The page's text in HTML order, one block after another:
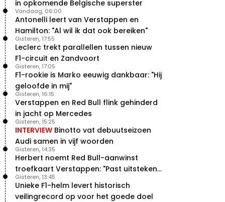
vleugels in crash met Hamilton
Piastri faalt hopeloos achter het
stuur bij Jeremy Clarkson
21 jul. 08:45
3
Red Bull lijkt hardnekkig lek nu
20 jul. 15:15
2
Verstappen moet Red Bull nog
even de tijd geven
0
in opkomende Belgische superster
Antonelli leert van Verstappen en
Hamilton: "Al wil ik dat ook bereiken"
Vandaag, 06:00
Leclerc trekt parallellen tussen nieuw
F1-circuit en Zandvoort
Gisteren, 17:55
F1-rookie is Marko eeuwig dankbaar: "Hij
geloofde in mij"
Gisteren, 17:05
Verstappen en Red Bull flink gehinderd
in jacht op Mercedes
Gisteren, 16:15
INTERVIEW Binotto vat debuutseizoen
Audi samen in vijf woorden
Gisteren, 15:25
Herbert noemt Red Bull-aanwinst
troefkaart Verstappen: "Past uitstekend
bij Red Bull"
Gisteren, 14:35
Unieke F1-helm levert historisch
veilingrecord op voor het goede doel
Gisteren, 13:45